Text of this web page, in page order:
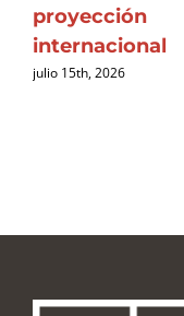
proyección
internacional
julio 15th, 2026